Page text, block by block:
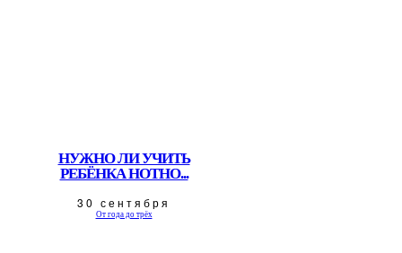
НУЖНО ЛИ УЧИТЬ
РЕБЁНКА НОТНО...
30 сентября
От года до трёх